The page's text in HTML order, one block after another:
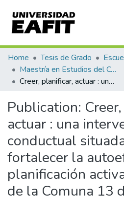
Communities & Collections
All of DSpace
Home Tesis de Grado
Maestría en Estudios del Comportamiento (tesis)
Creer, planificar, actuar : una intervención conductual situada para fortalecer la autoeficacia y la planificación activa en jóvenes de la Comuna 13 de Medellín
Publication:
actuar : una
conductual
fortalecer la
planificación
de la Comuna 13